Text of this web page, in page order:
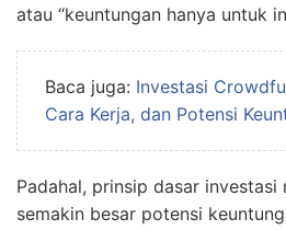
atau “keuntungan hanya untuk
Baca juga: Investasi
Cara Kerja, dan Potensi
Padahal, prinsip dasar investasi
semakin besar potensi